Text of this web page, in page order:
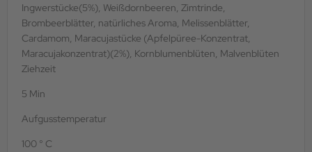
Ingwerstücke(5%), Weißdornbeeren, Zimtrinde,
Brombeerblätter, natürliches Aroma, Melissenblätter,
Cardamom, Maracujastücke (Apfelpüree-Konzentrat,
Maracujakonzentrat)(2%), Kornblumenblüten, Malvenblüten
Ziehzeit
5 Min
Aufgusstemperatur
100 ° C